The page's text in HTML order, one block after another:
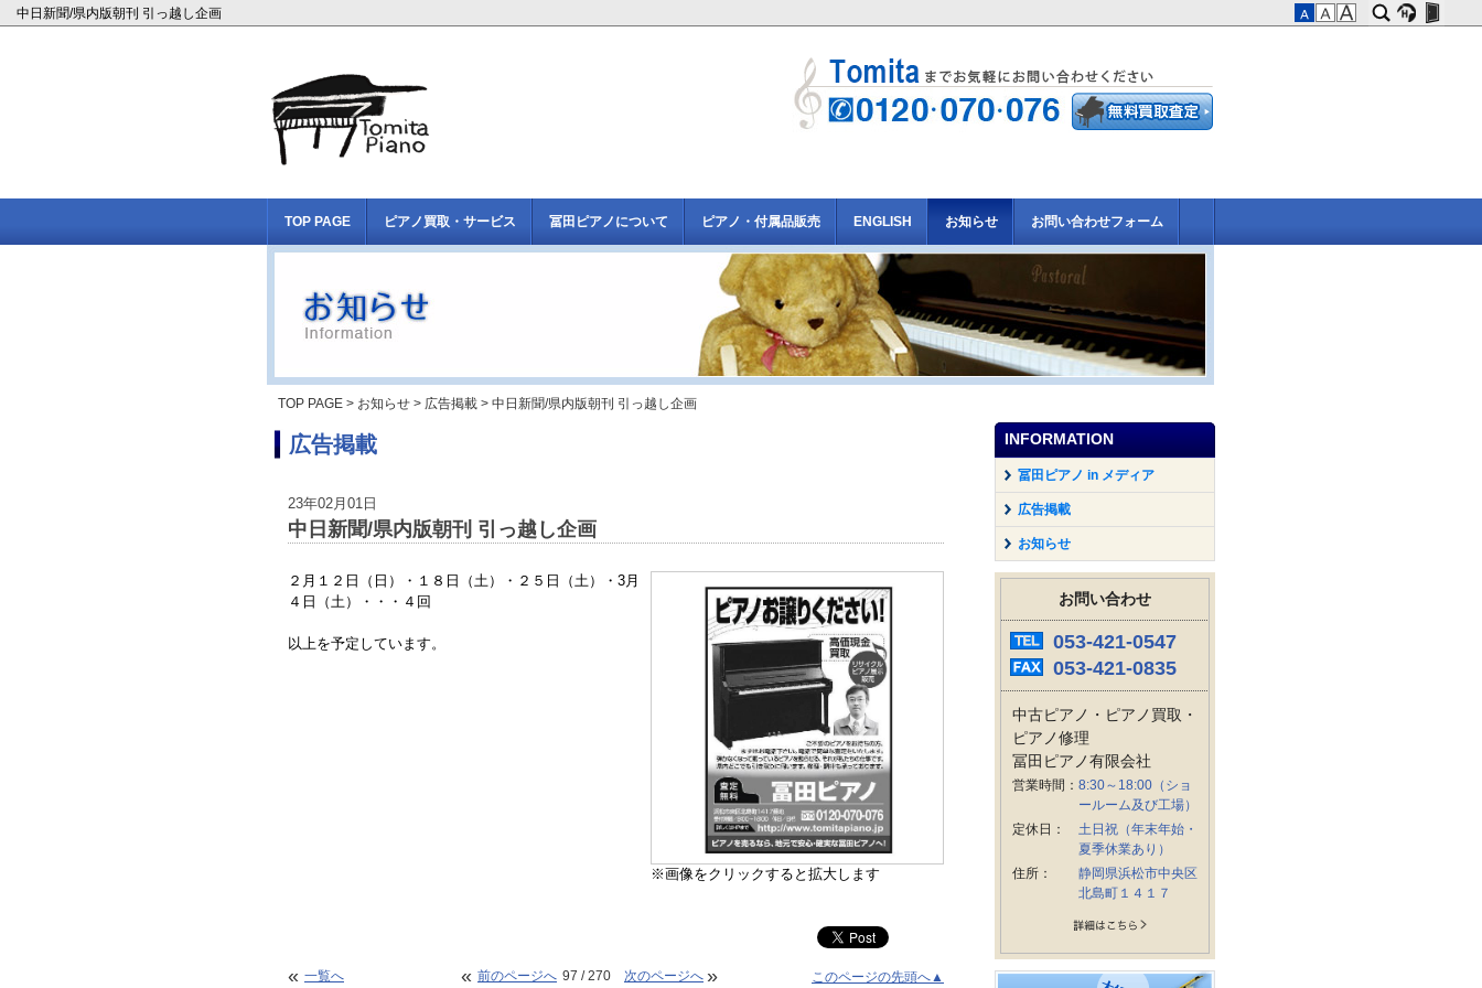
中日新聞/県内版朝刊 引っ越し企画
TOP PAGE ピアノ買取・サービス 冨田ピアノについて ピアノ・付属品販売 ENGLISH お知らせ お問い合わせフォーム
TOP PAGE > お知らせ > 広告掲載 > 中日新聞/県内版朝刊 引っ越し企画
広告掲載
23年02月01日
中日新聞/県内版朝刊 引っ越し企画
※画像をクリックすると拡大します
２月１２日（日）・１８日（土）・２５日（土）・3月
４日（土）・・・４回
以上を予定しています。
« 一覧へ « 前のページへ 97 / 270 次のページへ » このページの先頭へ▲
INFORMATION
冨田ピアノ in メディア
広告掲載
お知らせ
お問い合わせ
053-421-0547
053-421-0835
中古ピアノ・ピアノ買取・
ピアノ修理
冨田ピアノ有限会社
営業時間： 8:30～18:00（ショ
ールーム及び工場）
定休日：
土日祝（年末年始・
夏季休業あり）
住所：
静岡県浜松市中央区
北島町１４１７